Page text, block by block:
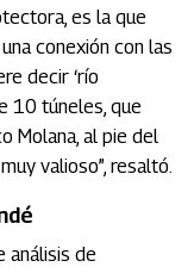
es la que
conexión con las
decir ‘río
10 túneles, que
Molana, al pie del
valioso”, resaltó.
análisis de